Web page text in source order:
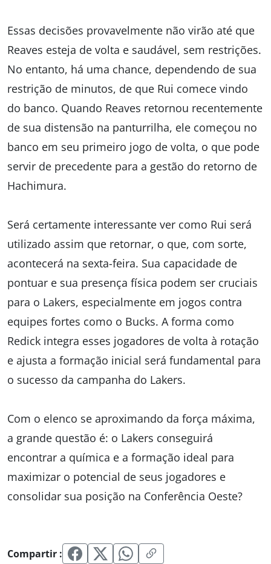
Essas decisões provavelmente não virão até que
Reaves esteja de volta e saudável, sem restrições.
No entanto, há uma chance, dependendo de sua
restrição de minutos, de que Rui comece vindo
do banco. Quando Reaves retornou recentemente
de sua distensão na panturrilha, ele começou no
banco em seu primeiro jogo de volta, o que pode
servir de precedente para a gestão do retorno de
Hachimura.
Será certamente interessante ver como Rui será
utilizado assim que retornar, o que, com sorte,
acontecerá na sexta-feira. Sua capacidade de
pontuar e sua presença física podem ser cruciais
para o Lakers, especialmente em jogos contra
equipes fortes como o Bucks. A forma como
Redick integra esses jogadores de volta à rotação
e ajusta a formação inicial será fundamental para
o sucesso da campanha do Lakers.
Com o elenco se aproximando da força máxima,
a grande questão é: o Lakers conseguirá
encontrar a química e a formação ideal para
maximizar o potencial de seus jogadores e
consolidar sua posição na Conferência Oeste?
Compartir :